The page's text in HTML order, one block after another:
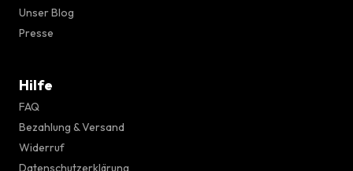
Unser Blog
Presse
Hilfe
FAQ
Bezahlung & Versand
Widerruf
Datenschutzerklärung